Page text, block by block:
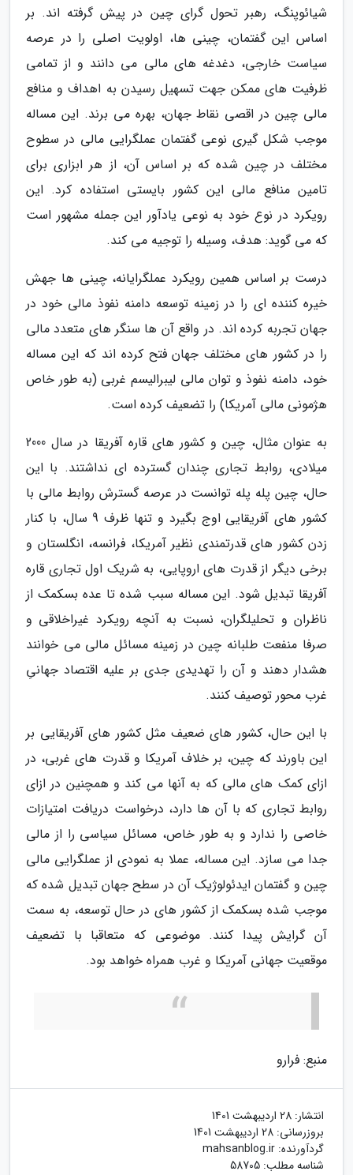
شیائوپنگ، رهبر تحول گرای چین در پیش گرفته اند. بر
اساس این گفتمان، چینی ها، اولویت اصلی را در عرصه
سیاست خارجی، دغدغه های مالی می دانند و از تمامی
ظرفیت های ممکن جهت تسهیل رسیدن به اهداف و منافع
مالی چین در اقصی نقاط جهان، بهره می برند. این مساله
موجب شکل گیری نوعی گفتمان عملگرایی مالی در سطوح
مختلف در چین شده که بر اساس آن، از هر ابزاری برای
تامین منافع مالی این کشور بایستی استفاده کرد. این
رویکرد در نوع خود به نوعی یادآور این جمله مشهور است
که می گوید: هدف، وسیله را توجیه می کند.
درست بر اساس همین رویکرد عملگرایانه، چینی ها جهش
خیره کننده ای را در زمینه توسعه دامنه نفوذ مالی خود در
جهان تجربه کرده اند. در واقع آن ها سنگر های متعدد مالی
را در کشور های مختلف جهان فتح کرده اند که این مساله
خود، دامنه نفوذ و توان مالی لیبرالیسم غربی (به طور خاص
هژمونی مالی آمریکا) را تضعیف کرده است.
به عنوان مثال، چین و کشور های قاره آفریقا در سال 2000
میلادی، روابط تجاری چندان گسترده ای نداشتند. با این
حال، چین پله پله توانست در عرصه گسترش روابط مالی با
کشور های آفریقایی اوج بگیرد و تنها ظرف 9 سال، با کنار
زدن کشور های قدرتمندی نظیر آمریکا، فرانسه، انگلستان و
برخی دیگر از قدرت های اروپایی، به شریک اول تجاری قاره
آفریقا تبدیل شود. این مساله سبب شده تا عده بسکمک از
ناظران و تحلیلگران، نسبت به آنچه رویکرد غیراخلاقی و
صرفا منفعت طلبانه چین در زمینه مسائل مالی می خوانند
هشدار دهند و آن را تهدیدی جدی بر علیه اقتصاد جهانیِ
غرب محور توصیف کنند.
با این حال، کشور های ضعیف مثل کشور های آفریقایی بر
این باورند که چین، بر خلاف آمریکا و قدرت های غربی، در
ازای کمک های مالی که به آنها می کند و همچنین در ازای
روابط تجاری که با آن ها دارد، درخواست دریافت امتیازات
خاصی را ندارد و به طور خاص، مسائل سیاسی را از مالی
جدا می سازد. این مساله، عملا به نمودی از عملگرایی مالی
چین و گفتمان ایدئولوژیک آن در سطح جهان تبدیل شده که
موجب شده بسکمک از کشور های در حال توسعه، به سمت
آن گرایش پیدا کنند. موضوعی که متعاقبا با تضعیف
موقعیت جهانی آمریکا و غرب همراه خواهد بود.
منبع: فرارو
انتشار: 28 اردیبهشت 1401
بروزرسانی: 28 اردیبهشت 1401
گردآورنده: mahsanblog.ir
شناسه مطلب: 58705